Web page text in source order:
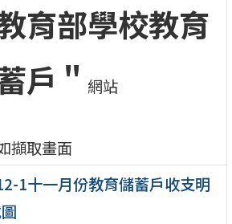
育部學校教育
戶＂ 網站
擷取畫面
1十一月份教育儲蓄戶收支明